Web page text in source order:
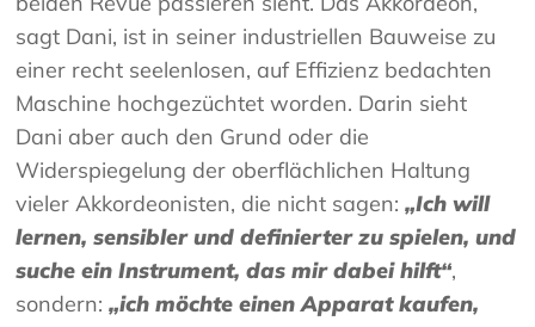
sagt Dani, ist in seiner industriellen Bauweise zu
einer recht seelenlosen, auf Effizienz bedachten
Maschine hochgezüchtet worden. Darin sieht
Dani aber auch den Grund oder die
Widerspiegelung der oberflächlichen Haltung
vieler Akkordeonisten, die nicht sagen:„Ich will
lernen, sensibler und definierter zu spielen, und
suche ein Instrument, das mir dabei hilft“,
sondern:„ich möchte einen Apparat kaufen,